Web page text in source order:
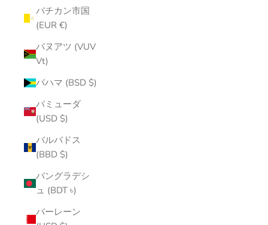
バチカン市国
(EUR €)
バヌアツ (VUV
Vt)
バハマ (BSD $)
バミューダ
(USD $)
バルバドス
(BBD $)
バングラデシ
ュ (BDT ৳)
バーレーン